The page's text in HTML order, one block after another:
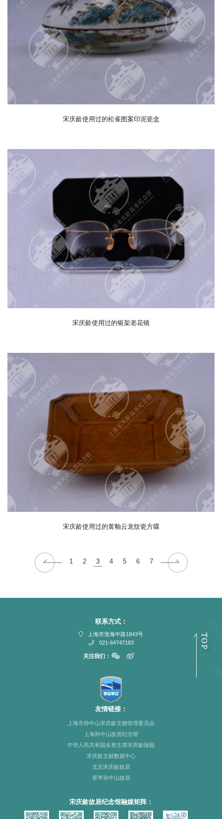
宋庆龄使用过的松雀图案印泥瓷盒
宋庆龄使用过的银架老花镜
宋庆龄使用过的黄釉云龙纹瓷方碟
1 2 3 4 5 6 7
联系方式：
上海市淮海中路1843号
021-64747183
关注我们：
友情链接：
上海市孙中山宋庆龄文物管理委员会
上海孙中山故居纪念馆
中华人民共和国名誉主席宋庆龄陵园
宋庆龄文献数据中心
北京宋庆龄故居
翠亨孙中山故居
宋庆龄故居纪念馆融媒矩阵：